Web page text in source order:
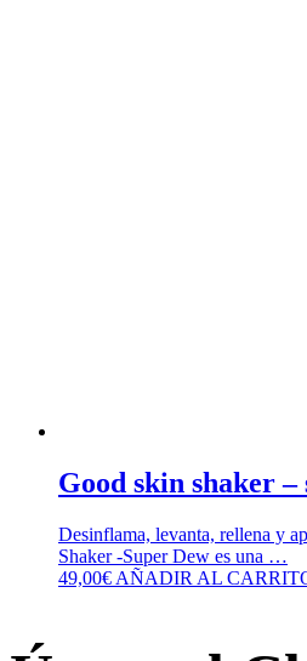
Good skin shaker –
Desinflama, levanta, rellena y
Shaker -Super Dew es una …
49,00€ AÑADIR AL